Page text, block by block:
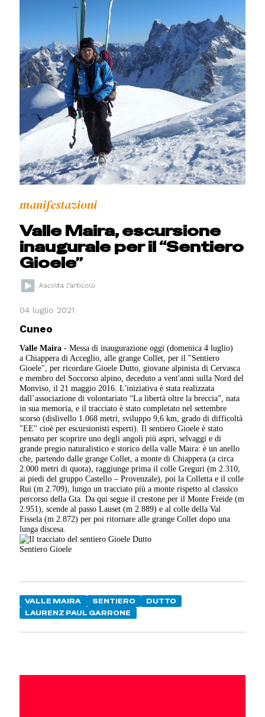
manifestazioni
Valle Maira, escursione
inaugurale per il “Sentiero
Gioele”
04 luglio 2021
Cuneo
Valle Maira - Messa di inaugurazione oggi (domenica 4 luglio)
a Chiappera di Acceglio, alle grange Collet, per il "Sentiero
Gioele", per ricordare Gioele Dutto, giovane alpinista di Cervasca
e membro del Soccorso alpino, deceduto a vent'anni sulla Nord del
Monviso, il 21 maggio 2016. L'iniziativa è stata realizzata
dall’associazione di volontariato “La libertà oltre la breccia”, nata
in sua memoria, e il tracciato è stato completato nel settembre
scorso (dislivello 1.068 metri, sviluppo 9,6 km, grado di difficoltà
"EE" cioè per escursionisti esperti). Il sentiero Gioele è stato
pensato per scoprire uno degli angoli più aspri, selvaggi e di
grande pregio naturalistico e storico della valle Maira: è un anello
che, partendo dalle grange Collet, a monte di Chiappera (a circa
2.000 metri di quota), raggiunge prima il colle Greguri (m 2.310,
ai piedi del gruppo Castello – Provenzale), poi la Colletta e il colle
Rui (m 2.709), lungo un tracciato più a monte rispetto al classico
percorso della Gta. Da qui segue il crestone per il Monte Freide (m
2.951), scende al passo Lauset (m 2.889) e al colle della Val
Fissela (m 2.872) per poi ritornare alle grange Collet dopo una
lunga discesa.
Sentiero Gioele
VALLE MAIRA SENTIERO
DUTTO
LAURENZ PAUL GARRONE